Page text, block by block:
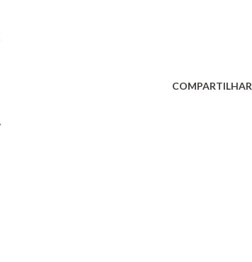
COMPARTILHAR